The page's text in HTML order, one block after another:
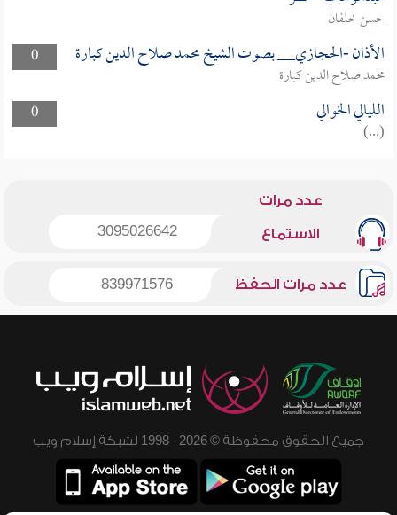
حسن خلفان
0
الأذان -الحجازي__ بصوت الشيخ محمد صلاح الدين كبارة
محمد صلاح الدين كبارة
0
الليالي الخوالي
(...)
عدد مرات
الاستماع 3095026642
عدد مرات الحفظ 839971576
جميع الحقوق محفوظة © 2026 - 1998 لشبكة إسلام ويب